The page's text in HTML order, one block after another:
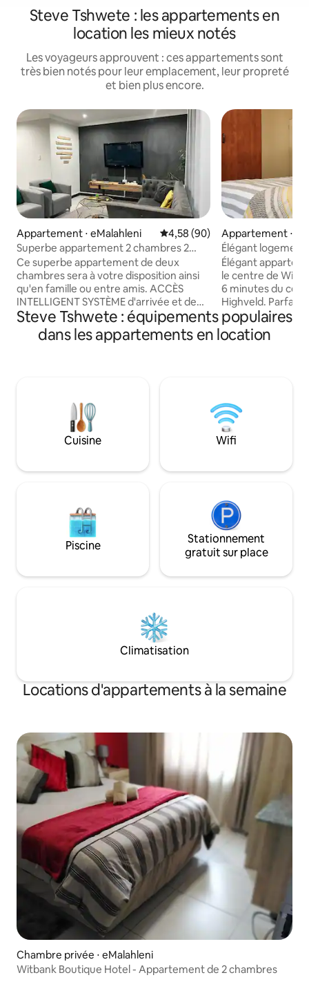
Steve Tshwete : les appartements en
location les mieux notés
Les voyageurs approuvent : ces appartements sont
très bien notés pour leur emplacement, leur propreté
et bien plus encore.
Appartement ⋅ eMalahleni Évaluation moyenne sur la
4,58 (90)
Superbe appartement 2 chambres 2
chambres
Ce superbe appartement de deux
chambres sera à votre disposition ainsi
qu'en famille ou entre amis. ACCÈS
INTELLIGENT SYSTÈME d'arrivée et de
départ SANS clé. Le code d'accès est
envoyé à votre adresse e-mail ou à votre
numéro de téléphone portable avec les
minutes à pied du centre commercial le
plus proche, à 3 minutes en voiture du
centre commercial Boulevard et à 7
minutes en voiture du centre
N4, N12 en moins de 7 minutes.
Appartement ⋅
Élégant
Witbank, à 6 min
Highveld
Élégant
le centre de
6 minutes du
Highveld. Parfait
célibataires et les
la recherche
confortable à
connectée avec
sécurisé, d'une
équipée et d'une
avec douche et
Steve Tshwete : équipements populaires
dans les appartements en location
Cuisine Wifi
Piscine
Stationnement
gratuit sur place
Climatisation
Locations d'appartements à la semaine
Chambre privée ⋅ eMalahleni
Witbank Boutique Hotel - Appartement de 2 chambres